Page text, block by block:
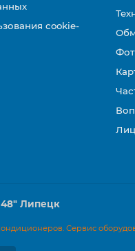
cookie-
Липецк
Сервис